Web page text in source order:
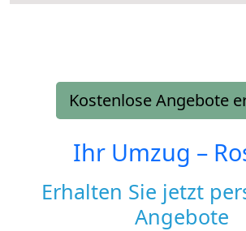
Kostenlose Angebote
Ihr Umzug –
Erhalten Sie jetzt
Angebote